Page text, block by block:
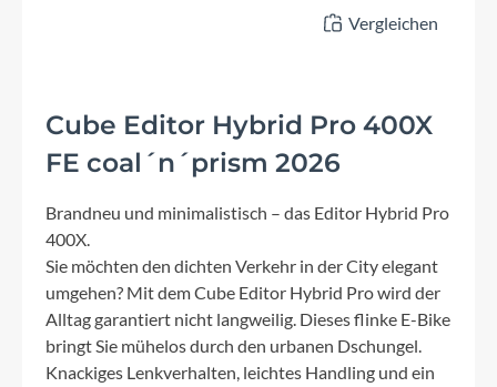
Vergleichen
Cube Editor Hybrid Pro 400X
FE coal´n´prism 2026
Brandneu und minimalistisch – das Editor Hybrid Pro
400X.
Sie möchten den dichten Verkehr in der City elegant
umgehen? Mit dem Cube Editor Hybrid Pro wird der
Alltag garantiert nicht langweilig. Dieses flinke E-Bike
bringt Sie mühelos durch den urbanen Dschungel.
Knackiges Lenkverhalten, leichtes Handling und ein